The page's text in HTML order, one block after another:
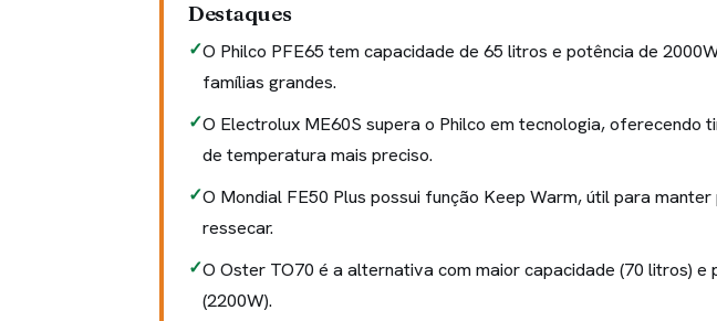
Destaques
O Philco PFE65 tem capacidade de 65 litros e potência de
famílias grandes.
O Electrolux ME60S supera o Philco em tecnologia, oferecendo
de temperatura mais preciso.
O Mondial FE50 Plus possui função Keep Warm, útil para
ressecar.
O Oster TO70 é a alternativa com maior capacidade (70 litros) e
(2200W).